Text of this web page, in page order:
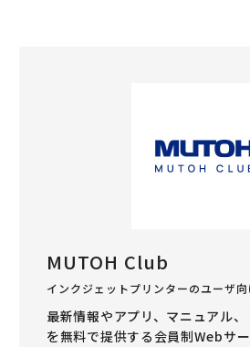
MUTOH Club
インクジェットプリンターのユーザ向
最新情報やアプリ、マニュアル
を無料で提供する会員制Webサ